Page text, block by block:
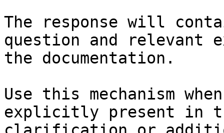
The response will
question and relevant
the documentation.
Use this mechanism
explicitly present in